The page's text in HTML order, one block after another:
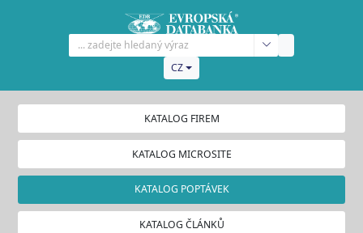
CZ
KATALOG FIREM
KATALOG MICROSITE
KATALOG POPTÁVEK
KATALOG ČLÁNKŮ